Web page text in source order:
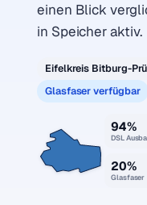
einen Blick
in Speicher aktiv.
Eifelkreis Bitburg-
Glasfaser verfügbar
94%
DSL
20%
Glasfaser